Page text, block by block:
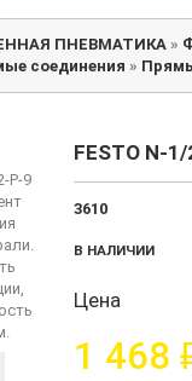
ПНЕВМАТИКА »
соединения »
FESTO N-
3610
В НАЛИЧИИ
Цена
1 468